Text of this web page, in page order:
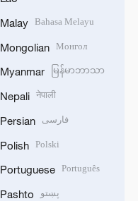
Malay Bahasa Melayu
Mongolian Монгол
Myanmar မြန်မာဘာသာ
Nepali नेपाली
Persian فارسی
Polish Polski
Portuguese Português
Pashto پښتو